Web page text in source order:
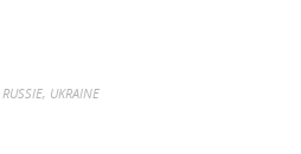
RUSSIE, UKRAINE